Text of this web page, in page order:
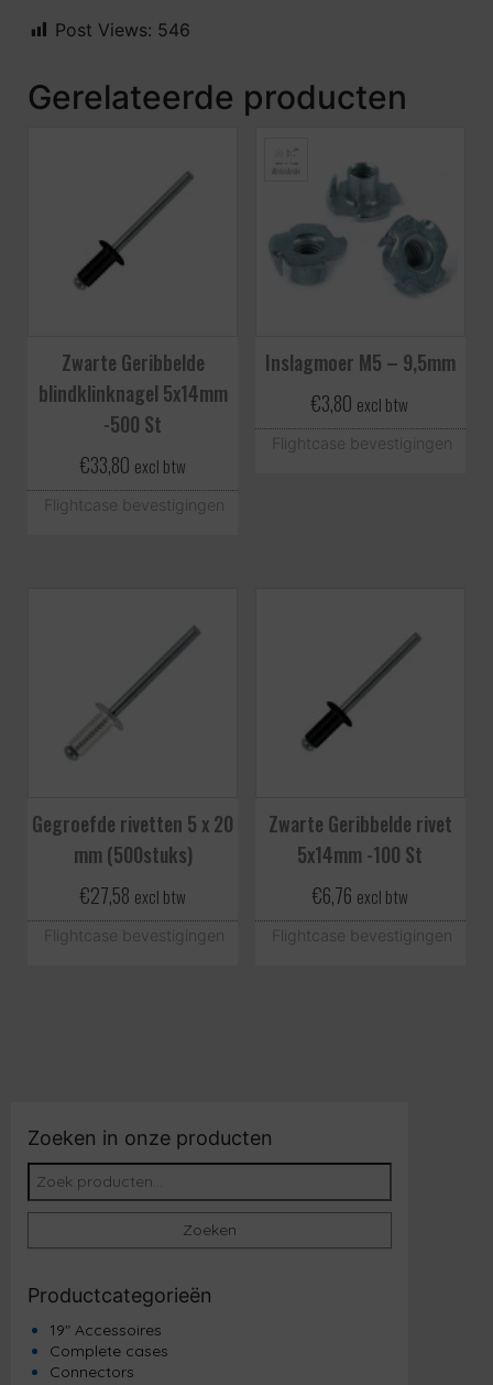
Post Views: 546
Gerelateerde producten
Zwarte Geribbelde
blindklinknagel 5x14mm
-500 St
€33,80 excl btw
Flightcase bevestigingen
Inslagmoer M5 – 9,5mm
€3,80 excl btw
Flightcase bevestigingen
Gegroefde rivetten 5 x 20
mm (500stuks)
€27,58 excl btw
Flightcase bevestigingen
Zwarte Geribbelde rivet
5x14mm -100 St
€6,76 excl btw
Flightcase bevestigingen
Zoeken in onze producten
Zoeken naar:
Zoeken
Productcategorieën
19" Accessoires
Complete cases
Connectors